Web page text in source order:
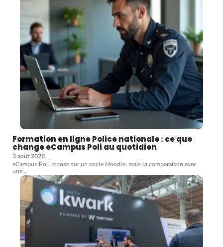
Formation en ligne Police nationale : ce que
change eCampus Poli au quotidien
3 août 2026
eCampus Poli repose sur un socle Moodle, mais la comparaison avec
une…